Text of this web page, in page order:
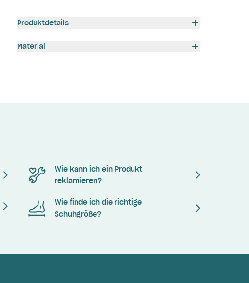
Produktdetails
Material
Wie kann ich ein Produkt
reklamieren?
Wie finde ich die richtige
Schuhgröße?